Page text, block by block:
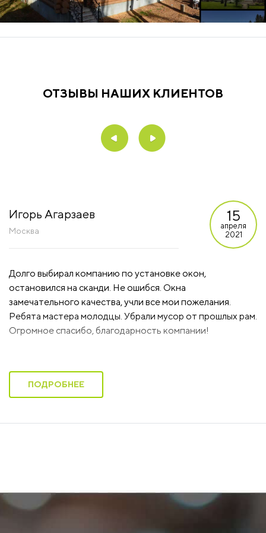
ОТЗЫВЫ НАШИХ КЛИЕНТОВ
Игорь Агарзаев
Москва
15
апреля
2021
Долго выбирал компанию по установке окон,
остановился на сканди. Не ошибся. Окна
замечательного качества, учли все мои пожелания.
Ребята мастера молодцы. Убрали мусор от прошлых рам.
Огромное спасибо, благодарность компании!
ПОДРОБНЕЕ
Были старые деревянные окна. я решила их поменять. О